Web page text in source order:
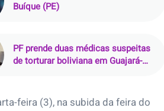
Buíque (PE)
PF prende duas médicas suspeitas
de torturar boliviana em Guajará-
feira (3), na subida da feira do